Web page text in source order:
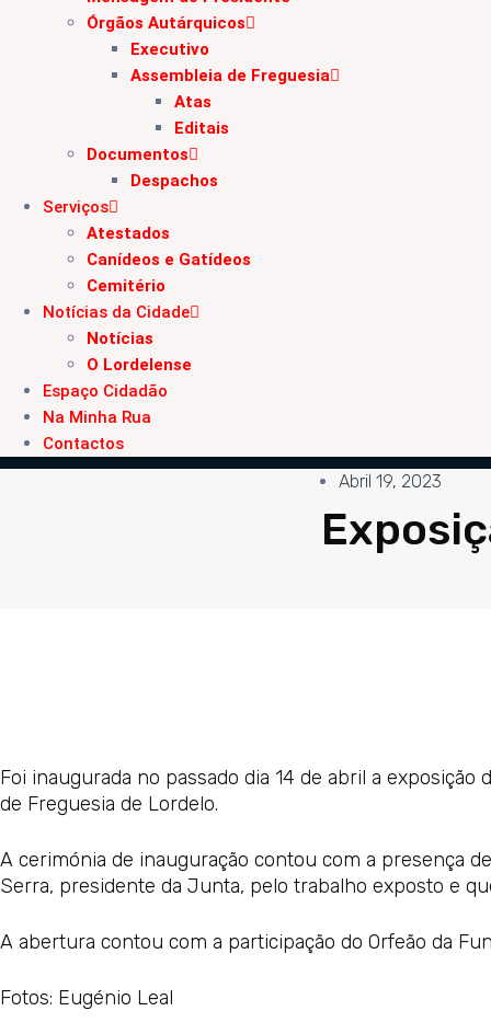
Órgãos Autárquicos
Executivo
Assembleia de Freguesia
Atas
Editais
Documentos
Despachos
Serviços
Atestados
Canídeos e Gatídeos
Cemitério
Notícias da Cidade
Notícias
O Lordelense
Espaço Cidadão
Na Minha Rua
Contactos
Abril 19, 2023
Foi inaugurada no passado dia 14 de abril a exposição
de Freguesia de Lordelo.
A cerimónia de inauguração contou com a presença
Serra, presidente da Junta, pelo trabalho exposto e
A abertura contou com a participação do Orfeão da
Fotos: Eugénio Leal